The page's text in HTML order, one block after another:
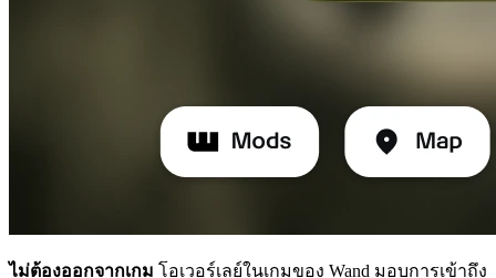
ไม่ต้องออกจากเกม โอเวอร์เลย์ในเกมของ Wand มอบการเข้าถึง